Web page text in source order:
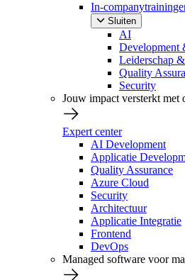
In-
Sluiten
AI
Development
Leiderschap
Quality
Security
Jouw impact versterkt met
Expert center
AI Development
Applicatie
Quality Assurance
Azure Cloud
Security
Architectuur
Applicatie Integratie
Frontend
DevOps
Managed software voor